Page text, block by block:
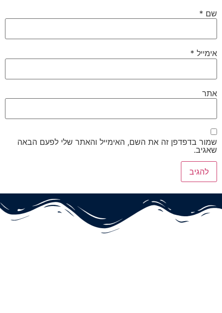
שם *
אימייל *
אתר
שמור בדפדפן זה את השם, האימייל והאתר שלי לפעם הבאה
שאגיב.